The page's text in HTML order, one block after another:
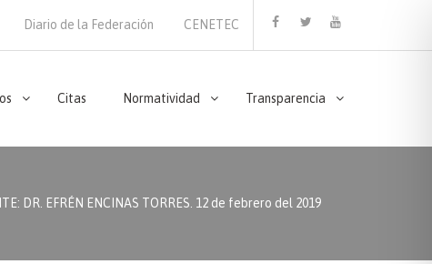
Diario de la Federación
CENETEC
Citas Normatividad Transparencia
DR. EFRÉN ENCINAS TORRES. 12 de febrero del 2019